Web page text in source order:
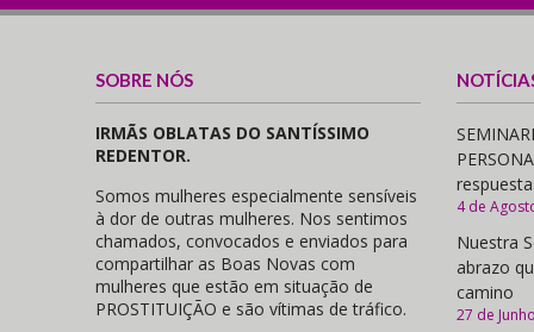
SOBRE NÓS
IRMÃS OBLATAS DO SANTÍSSIMO
REDENTOR.
Somos mulheres especialmente sensíveis
à dor de outras mulheres. Nos sentimos
chamados, convocados e enviados para
compartilhar as Boas Novas com
mulheres que estão em situação de
PROSTITUIÇÃO e são vítimas de tráfico.
4 de
Nuestra
abrazo
camino
27 de